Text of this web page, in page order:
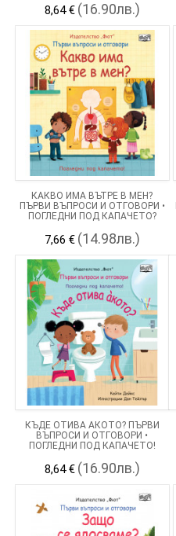
8,64 € (16.90лв.)
КАКВО ИМА ВЪТРЕ В МЕН?
ПЪРВИ ВЪПРОСИ И ОТГОВОРИ •
ПОГЛЕДНИ ПОД КАПАЧЕТО?
7,66 € (14.98лв.)
КЪДЕ ОТИВА АКОТО? ПЪРВИ
ВЪПРОСИ И ОТГОВОРИ •
ПОГЛЕДНИ ПОД КАПАЧЕТО!
8,64 € (16.90лв.)